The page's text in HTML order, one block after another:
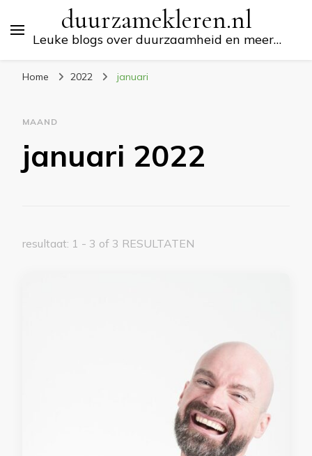
duurzamekleren.nl
Leuke blogs over duurzaamheid en meer…
Home 2022 januari
MAAND
januari 2022
resultaat: 1 - 3 of 3 RESULTATEN